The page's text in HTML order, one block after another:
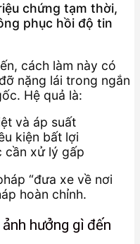
chứng tạm thời,
phục hồi độ tin
cách làm này có
nặng lái trong ngắn
Hệ quả là:
và áp suất
kiện bất lợi
cần xử lý gấp
“đưa xe về nơi
hoàn chỉnh.
hưởng gì đến